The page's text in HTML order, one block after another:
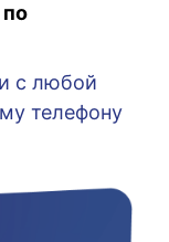
с любой
телефону